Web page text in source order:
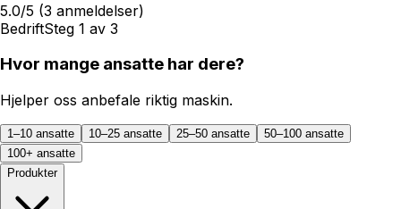
5.0/5 (3 anmeldelser)
BedriftSteg 1 av 3
Hvor mange ansatte har dere?
Hjelper oss anbefale riktig maskin.
1–10 ansatte 10–25 ansatte 25–50 ansatte
50–100 ansatte
100+ ansatte
Produkter